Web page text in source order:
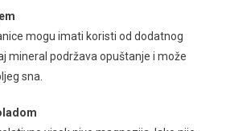
mogu imati koristi od dodatnog
mineral podržava opuštanje i može
sna.